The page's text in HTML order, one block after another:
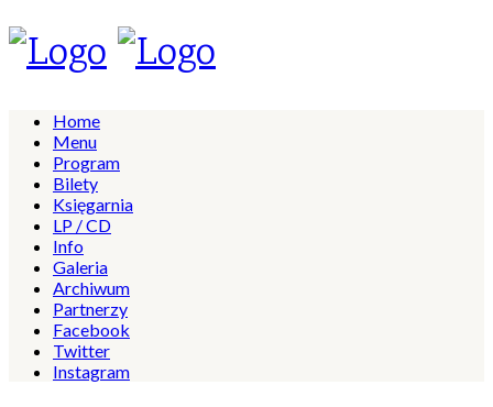
Home
Menu
Program
Bilety
Księgarnia
LP / CD
Info
Galeria
Archiwum
Partnerzy
Facebook
Twitter
Instagram